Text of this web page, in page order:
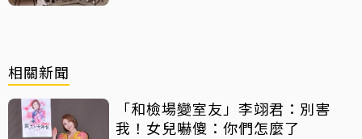
相關新聞
「和檢場變室友」李翊君：別害
我！女兒嚇傻：你們怎麼了